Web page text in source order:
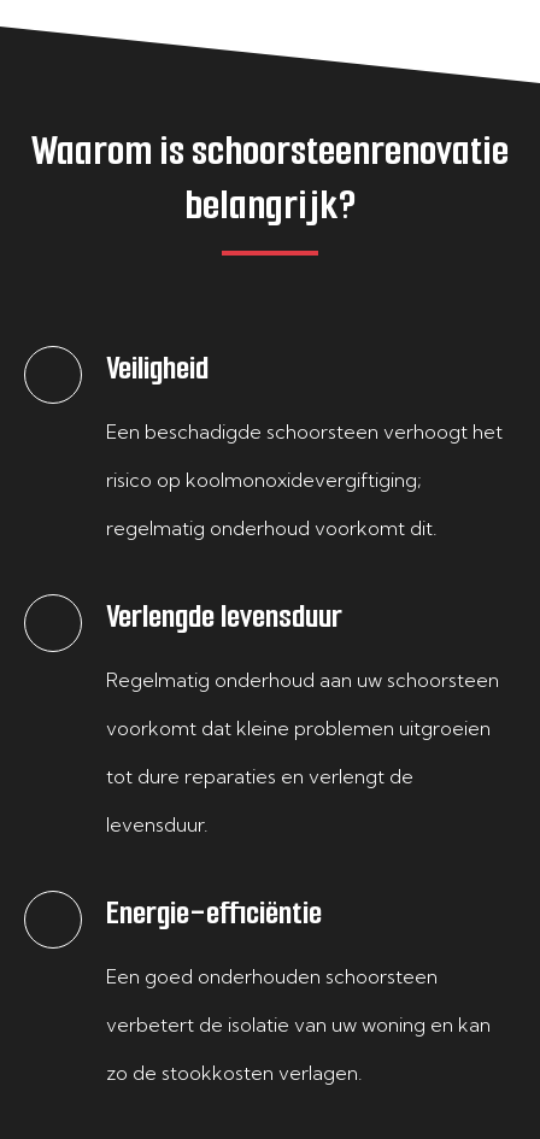
Waarom is schoorsteenrenovatie
belangrijk?
Veiligheid
Een beschadigde schoorsteen verhoogt het
risico op koolmonoxidevergiftiging;
regelmatig onderhoud voorkomt dit.
Verlengde levensduur
Regelmatig onderhoud aan uw schoorsteen
voorkomt dat kleine problemen uitgroeien
tot dure reparaties en verlengt de
levensduur.
Energie-efficiëntie
Een goed onderhouden schoorsteen
verbetert de isolatie van uw woning en kan
zo de stookkosten verlagen.